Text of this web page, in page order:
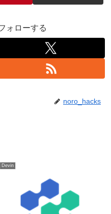
ォローする
noro_hacks
Devin